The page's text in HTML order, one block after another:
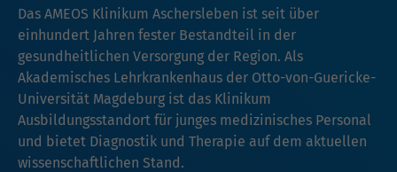
Das AMEOS Klinikum Aschersleben ist seit über
einhundert Jahren fester Bestandteil in der
gesundheitlichen Versorgung der Region. Als
Akademisches Lehrkrankenhaus der Otto-von-Guericke-
Universität Magdeburg ist das Klinikum
Ausbildungsstandort für junges medizinisches Personal
und bietet Diagnostik und Therapie auf dem aktuellen
wissenschaftlichen Stand.